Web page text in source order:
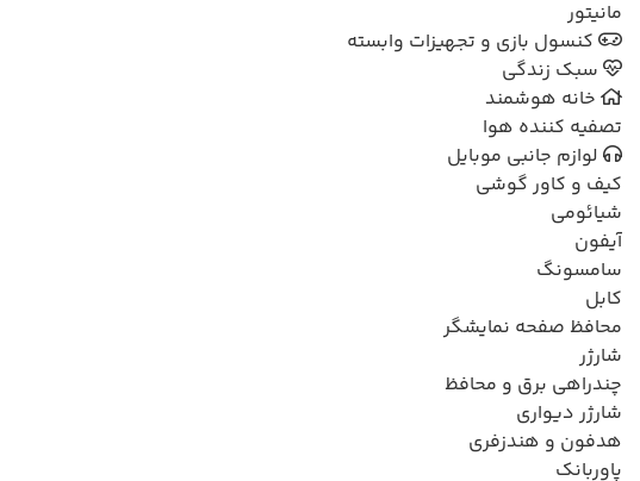
مانیتور
کنسول بازی و تجهیزات وابسته
سبک زندگی
خانه هوشمند
تصفیه کننده هوا
لوازم جانبی موبایل
کیف و کاور گوشی
شیائومی
آیفون
سامسونگ
کابل
محافظ صفحه نمایشگر
شارژر
چندراهی برق و محافظ
شارژر دیواری
هدفون و هندزفری
پاوربانک